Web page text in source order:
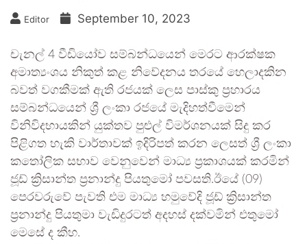
Editor September 10, 2023
චැනල් 4 වීඩියෝව සම්බන්ධයෙන් මෙරට ආරක්ෂක
අමාත්‍යංශය නිකුත් කළ නිවේදනය තරයේ හෙලාදකින
බවත් වගකීමක් ඇති රජයක් ලෙස පාස්කු ප්‍රහාරය
සම්බන්ධයෙන් ශ්‍රී ලංකා රජයේ මැදිහත්වීමෙන්
විනිවිදභායකින් යුක්තව පුළුල් විමර්ශනයක් සිදු කර
පිළිගත හැකි වාර්තාවක් ඉදිරිපත් කරන ලෙසත් ශ්‍රී ලංකා
කතෝලික සභාව වෙනුවෙන් මාධ්‍ය ප්‍රකාශයක් කරමින්
ජූඩ් ක්‍රිසාන්ත ප්‍රනාන්දු පියතුමෝ පවසති.ඊයේ (09)
පෙරවරුවේ පැවති එම මාධ්‍ය හමුවේදි ජූඩ් ක්‍රිසාන්ත
ප්‍රනාන්දු පියතුමා වැඩිදුරටත් අදහස් දක්වමින් එතුමෝ
මෙසේ ද කීහ.